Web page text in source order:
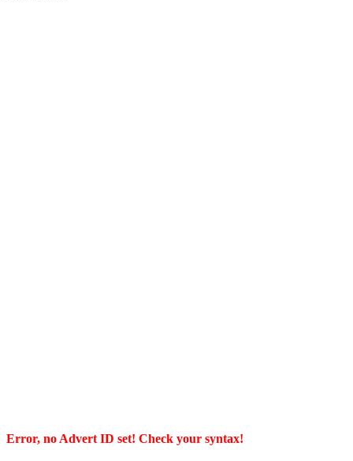
Error, no Advert ID set! Check your syntax!